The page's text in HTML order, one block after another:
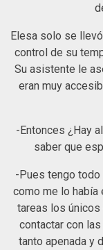
Elesa solo se
control de su
Su asistente le
eran muy
-Entonces ¿Hay
saber que
-Pues tengo
como me lo
tareas los
contactar con
tanto apenada y